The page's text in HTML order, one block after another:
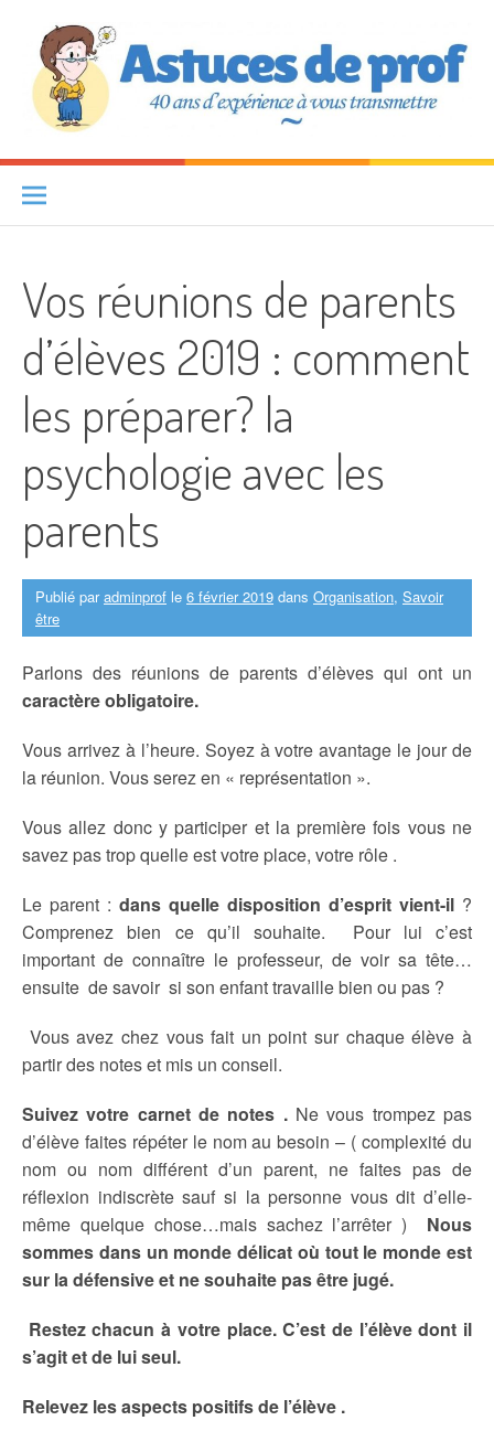
Astuces de prof
Vos réunions de parents
d’élèves 2019 : comment
les préparer? la
psychologie avec les
parents
Publié paradminprof le 6 février 2019 dans Organisation, Savoir
être
Parlons des réunions de parents d’élèves qui ont un
caractère obligatoire.
Vous arrivez à l’heure. Soyez à votre avantage le jour de
la réunion. Vous serez en « représentation ».
Vous allez donc y participer et la première fois vous ne
savez pas trop quelle est votre place, votre rôle .
Le parent : dans quelle disposition d’esprit vient-il ?
Comprenez bien ce qu’il souhaite. Pour lui c’est
important de connaître le professeur, de voir sa tête…
ensuite de savoir si son enfant travaille bien ou pas ?
Vous avez chez vous fait un point sur chaque élève à
partir des notes et mis un conseil.
Suivez votre carnet de notes . Ne vous trompez pas
d’élève faites répéter le nom au besoin – ( complexité du
nom ou nom différent d’un parent, ne faites pas de
réflexion indiscrète sauf si la personne vous dit d’elle-
même quelque chose…mais sachez l’arrêter ) Nous
sommes dans un monde délicat où tout le monde est
sur la défensive et ne souhaite pas être jugé.
Restez chacun à votre place. C’est de l’élève dont il
s’agit et de lui seul.
Relevez les aspects positifs de l’élève .